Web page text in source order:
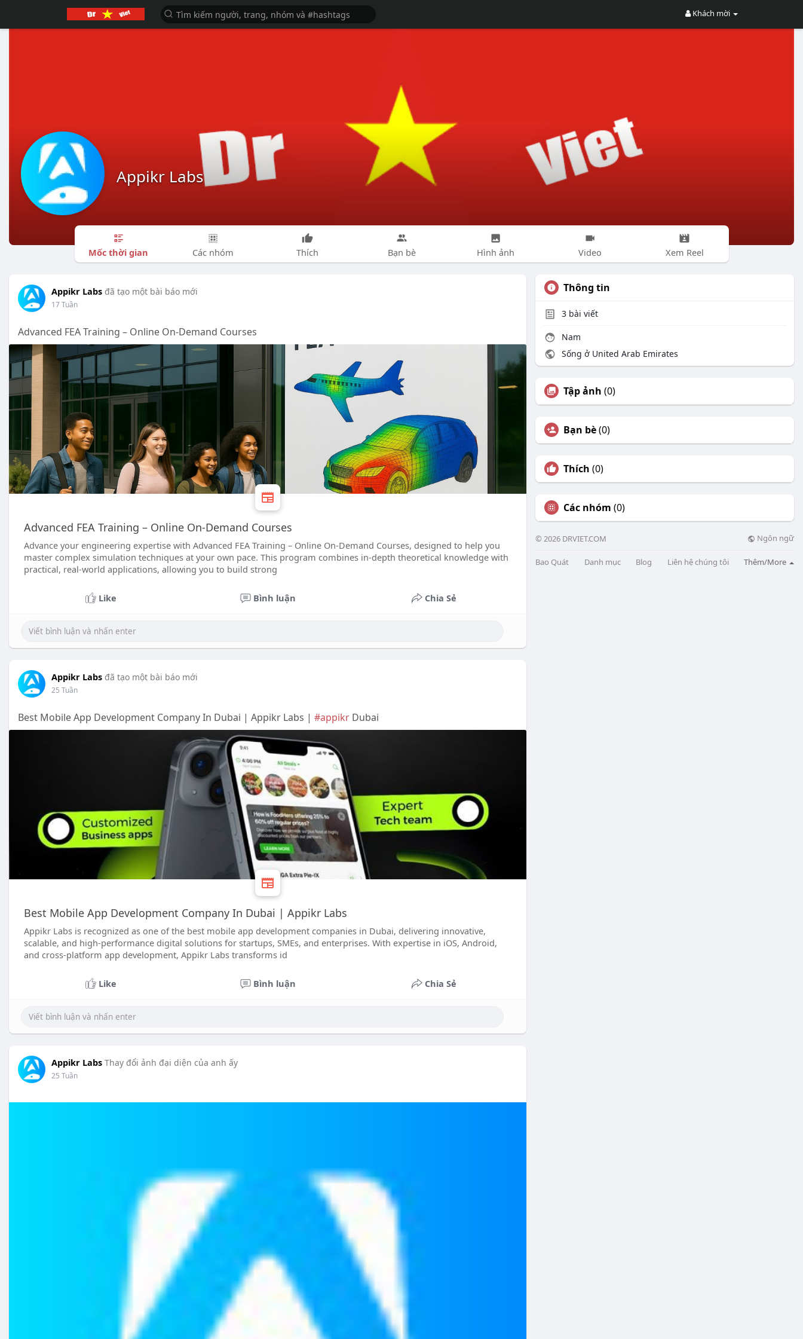
Khách mời
Appikr Labs
Mốc thời gian Các nhóm Thích Bạn bè Hình ảnh Video Xem Reel
Appikr Labs đã tạo một bài báo mới
17 Tuần
Advanced FEA Training – Online On-Demand Courses
Advanced FEA Training – Online On-Demand Courses
Advance your engineering expertise with Advanced FEA Training – Online On-Demand Courses, designed to help you
master complex simulation techniques at your own pace. This program combines in-depth theoretical knowledge with
practical, real-world applications, allowing you to build strong
Like Bình luận Chia Sẻ
Appikr Labs đã tạo một bài báo mới
25 Tuần
Best Mobile App Development Company In Dubai | Appikr Labs | #appikr Dubai
Best Mobile App Development Company In Dubai | Appikr Labs
Appikr Labs is recognized as one of the best mobile app development companies in Dubai, delivering innovative,
scalable, and high-performance digital solutions for startups, SMEs, and enterprises. With expertise in iOS, Android,
and cross-platform app development, Appikr Labs transforms id
Like Bình luận Chia Sẻ
Appikr Labs Thay đổi ảnh đại diện của anh ấy
25 Tuần
Thông tin
3 bài viết
Nam
Sống ở United Arab Emirates
Tập ảnh (0)
Bạn bè(0)
Thích (0)
Các nhóm (0)
© 2026 DRVIET.COM Ngôn ngữ
Bao Quát Danh mục Blog Liên hệ chúng tôi Thêm/More